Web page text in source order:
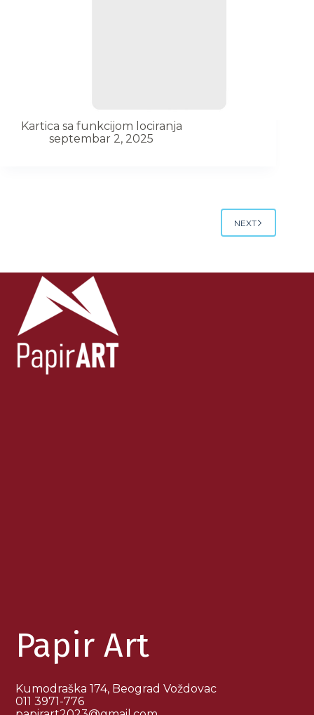
Kartica sa funkcijom lociranja
septembar 2, 2025
NEXT
Papir Art
Kumodraška 174, Beograd Voždovac
011 3971-776